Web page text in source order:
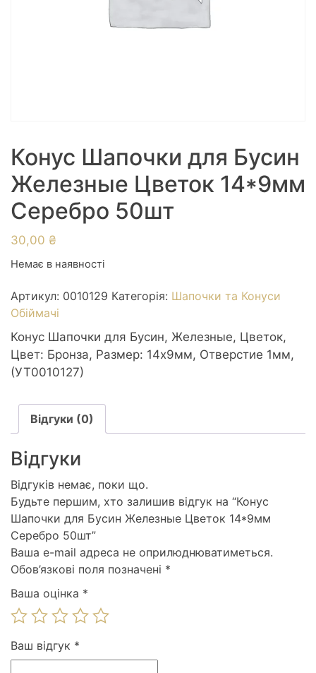
Конус Шапочки для Бусин
Железные Цветок 14*9мм
Серебро 50шт
30,00 ₴
Немає в наявності
Артикул: 0010129 Категорія: Шапочки та Конуси
Обіймачі
Конус Шапочки для Бусин, Железные, Цветок,
Цвет: Бронза, Размер: 14х9мм, Отверстие 1мм,
(УТ0010127)
Відгуки (0)
Відгуки
Відгуків немає, поки що.
Будьте першим, хто залишив відгук на “Конус
Шапочки для Бусин Железные Цветок 14*9мм
Серебро 50шт”
Ваша e-mail адреса не оприлюднюватиметься.
Обов’язкові поля позначені *
Ваша оцінка *
Ваш відгук *